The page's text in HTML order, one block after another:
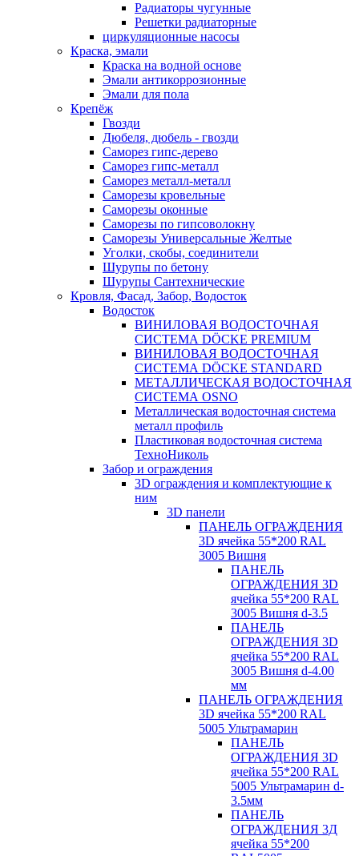
Радиаторы чугунные
Решетки радиаторные
циркуляционные насосы
Краска, эмали
Краска на водной основе
Эмали антикоррозионные
Эмали для пола
Крепёж
Гвозди
Дюбеля, дюбель - гвозди
Саморез гипс-дерево
Саморез гипс-металл
Саморез металл-металл
Саморезы кровельные
Саморезы оконные
Саморезы по гипсоволокну
Саморезы Универсальные Желтые
Уголки, скобы, соединители
Шурупы по бетону
Шурупы Сантехнические
Кровля, Фасад, Забор, Водосток
Водосток
ВИНИЛОВАЯ ВОДОСТОЧНАЯ
СИСТЕМА DÖCKE PREMIUM
ВИНИЛОВАЯ ВОДОСТОЧНАЯ
СИСТЕМА DÖCKE STANDARD
МЕТАЛЛИЧЕСКАЯ ВОДОСТОЧНАЯ
СИСТЕМА OSNO
Металлическая водосточная система
металл профиль
Пластиковая водосточная система
ТехноНиколь
Забор и ограждения
3D ограждения и комплектующие к
ним
3D панели
ПАНЕЛЬ ОГРАЖДЕНИЯ
3D ячейка 55*200 RAL
3005 Вишня
ПАНЕЛЬ
ОГРАЖДЕНИЯ 3D
ячейка 55*200 RAL
3005 Вишня d-3.5
ПАНЕЛЬ
ОГРАЖДЕНИЯ 3D
ячейка 55*200 RAL
3005 Вишня d-4.00
мм
ПАНЕЛЬ ОГРАЖДЕНИЯ
3D ячейка 55*200 RAL
5005 Ультрамарин
ПАНЕЛЬ
ОГРАЖДЕНИЯ 3D
ячейка 55*200 RAL
5005 Ультрамарин d-
3.5мм
ПАНЕЛЬ
ОГРАЖДЕНИЯ 3Д
ячейка 55*200